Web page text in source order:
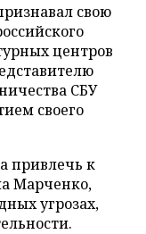
свою
центров
СБУ
своего
привлечь к
Марченко,
угрозах,